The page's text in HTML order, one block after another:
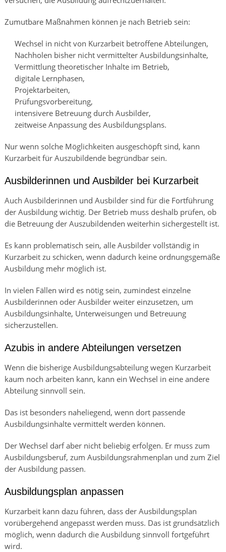
Zumutbare Maßnahmen können je nach Betrieb sein:
Wechsel in nicht von Kurzarbeit betroffene Abteilungen,
Nachholen bisher nicht vermittelter Ausbildungsinhalte,
Vermittlung theoretischer Inhalte im Betrieb,
digitale Lernphasen,
Projektarbeiten,
Prüfungsvorbereitung,
intensivere Betreuung durch Ausbilder,
zeitweise Anpassung des Ausbildungsplans.
Nur wenn solche Möglichkeiten ausgeschöpft sind, kann
Kurzarbeit für Auszubildende begründbar sein.
Ausbilderinnen und Ausbilder bei Kurzarbeit
Auch Ausbilderinnen und Ausbilder sind für die Fortführung
der Ausbildung wichtig. Der Betrieb muss deshalb prüfen, ob
die Betreuung der Auszubildenden weiterhin sichergestellt ist.
Es kann problematisch sein, alle Ausbilder vollständig in
Kurzarbeit zu schicken, wenn dadurch keine ordnungsgemäße
Ausbildung mehr möglich ist.
In vielen Fällen wird es nötig sein, zumindest einzelne
Ausbilderinnen oder Ausbilder weiter einzusetzen, um
Ausbildungsinhalte, Unterweisungen und Betreuung
sicherzustellen.
Azubis in andere Abteilungen versetzen
Wenn die bisherige Ausbildungsabteilung wegen Kurzarbeit
kaum noch arbeiten kann, kann ein Wechsel in eine andere
Abteilung sinnvoll sein.
Das ist besonders naheliegend, wenn dort passende
Ausbildungsinhalte vermittelt werden können.
Der Wechsel darf aber nicht beliebig erfolgen. Er muss zum
Ausbildungsberuf, zum Ausbildungsrahmenplan und zum Ziel
der Ausbildung passen.
Ausbildungsplan anpassen
Kurzarbeit kann dazu führen, dass der Ausbildungsplan
vorübergehend angepasst werden muss. Das ist grundsätzlich
möglich, wenn dadurch die Ausbildung sinnvoll fortgeführt
wird.